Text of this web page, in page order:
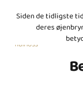
Siden de tidligste
deres